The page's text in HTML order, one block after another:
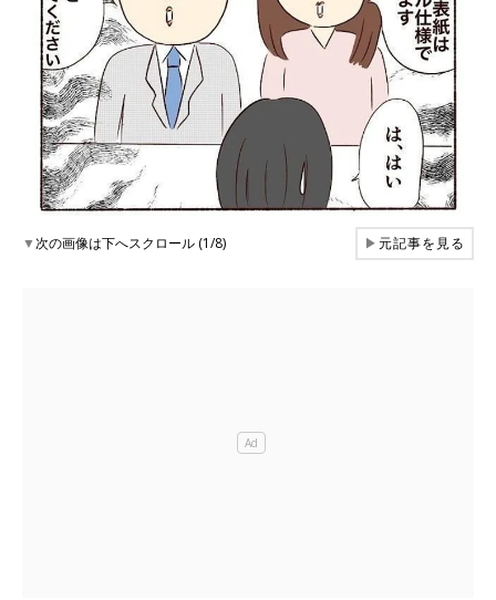
▼次の画像は下へスクロール (1/8) ▶元記事を見る